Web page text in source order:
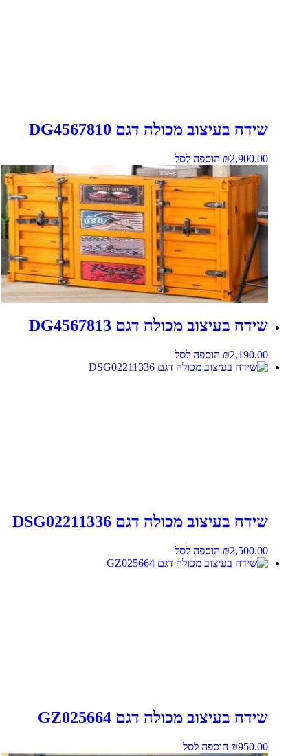
שידה בעיצוב מכולה דגם DG4567810
₪2,900.00 הוספה לסל
שידה בעיצוב מכולה דגם DG4567813
₪2,190.00 הוספה לסל
שידה בעיצוב מכולה דגם DSG02211336
₪2,500.00 הוספה לסל
שידה בעיצוב מכולה דגם GZ025664
₪950.00 הוספה לסל